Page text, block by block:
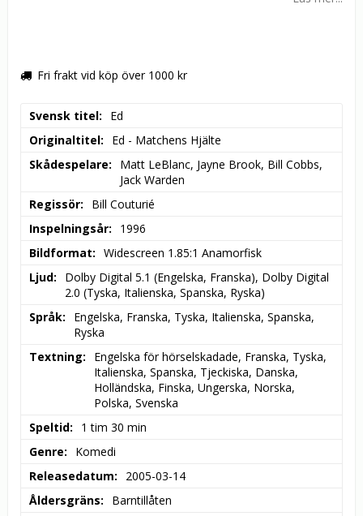
Fri frakt vid köp över 1000 kr
Svensk titel
Ed
Originaltitel
Ed - Matchens Hjälte
Skådespelare
Matt LeBlanc, Jayne Brook, Bill Cobbs,
Jack Warden
Regissör
Bill Couturié
Inspelningsår
1996
Bildformat
Widescreen 1.85:1 Anamorfisk
Ljud
Dolby Digital 5.1 (Engelska, Franska), Dolby Digital
2.0 (Tyska, Italienska, Spanska, Ryska)
Språk
Engelska, Franska, Tyska, Italienska, Spanska,
Ryska
Textning
Engelska för hörselskadade, Franska, Tyska,
Italienska, Spanska, Tjeckiska, Danska,
Holländska, Finska, Ungerska, Norska,
Polska, Svenska
Speltid
1 tim 30 min
Genre
Komedi
Releasedatum
2005-03-14
Åldersgräns
Barntillåten